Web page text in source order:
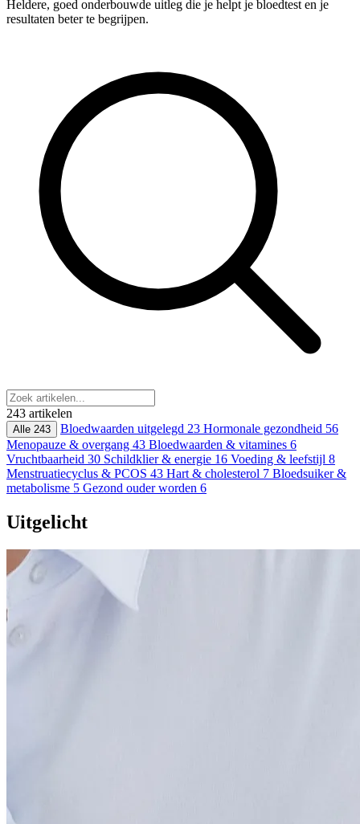
Heldere, goed onderbouwde uitleg die je helpt je bloedtest en je
resultaten beter te begrijpen.
243 artikelen
Alle 243 Bloedwaarden uitgelegd 23 Hormonale gezondheid 56
Menopauze & overgang 43 Bloedwaarden & vitamines 6
Vruchtbaarheid 30 Schildklier & energie 16 Voeding & leefstijl 8
Menstruatiecyclus & PCOS 43 Hart & cholesterol 7 Bloedsuiker &
metabolisme 5 Gezond ouder worden 6
Uitgelicht